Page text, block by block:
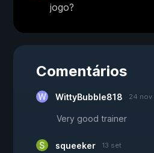
jogo?
Comentários
WittyBubble818 24 nov
Very good trainer
squeeker 13 set